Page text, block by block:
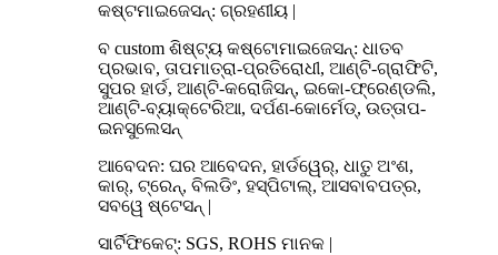
କଷ୍ଟମାଇଜେସନ୍: ଗ୍ରହଣୀୟ |
ବ custom ଶିଷ୍ଟ୍ୟ କଷ୍ଟୋମାଇଜେସନ୍: ଧାତବ
ପ୍ରଭାବ, ତାପମାତ୍ରା-ପ୍ରତିରୋଧୀ, ଆଣ୍ଟି-ଗ୍ରାଫିଟି,
ସୁପର ହାର୍ଡ, ଆଣ୍ଟି-କରୋଜିସନ୍, ଇକୋ-ଫ୍ରେଣ୍ଡଲି,
ଆଣ୍ଟି-ବ୍ୟାକ୍ଟେରିଆ, ଦର୍ପଣ-କୋର୍ମେଡ୍, ଉତ୍ତାପ-
ଇନସୁଲେସନ୍
ଆବେଦନ: ଘର ଆବେଦନ, ହାର୍ଡୱେର୍, ଧାତୁ ଅଂଶ,
କାର୍, ଟ୍ରେନ୍, ବିଲଡିଂ, ହସ୍ପିଟାଲ୍, ଆସବାବପତ୍ର,
ସବୱେ ଷ୍ଟେସନ୍ |
ସାର୍ଟିଫିକେଟ୍: SGS, ROHS ମାନକ |